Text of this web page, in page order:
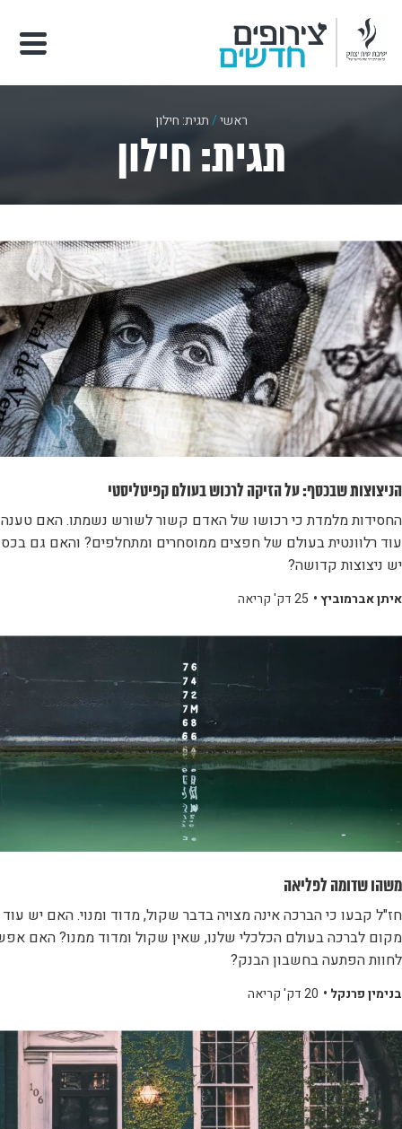
ראשי/תגית: חילון
תגית: חילון
הניצוצות שבכסף: על הזיקה לרכוש בעולם קפיטליסטי
איתן אברמוביץ • 25 דק' קריאה
החסידות מלמדת כי רכושו של האדם קשור לשורש נשמתו. האם טענה
עוד רלוונטית בעולם של חפצים ממוסחרים ומתחלפים? והאם גם
יש ניצוצות קדושה?
משהו שדומה לפליאה
בנימין פרנקל • 20 דק' קריאה
חז"ל קבעו כי הברכה אינה מצויה בדבר שקול, מדוד ומנוי. האם יש עוד
מקום לברכה בעולם הכלכלי שלנו, שאין שקול ומדוד ממנו? האם
לחוות הפתעה בחשבון הבנק?